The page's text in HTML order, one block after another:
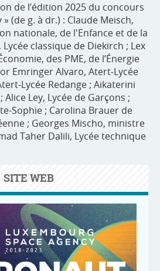
de l’édition 2025 du concours
(de g. à dr.) : Claude Meisch,
nationale, de l'Enfance et de la
Lycée classique de Diekirch ; Lex
des PME, de l’Énergie
Emringer Alvaro, Atert-Lycée
Lycée Redange ; Aikaterini
Ley, Lycée de Garçons ;
Sophie ; Carolina Brauer de
; Georges Mischo, ministre
Taher Dalili, Lycée technique
SITE WEB